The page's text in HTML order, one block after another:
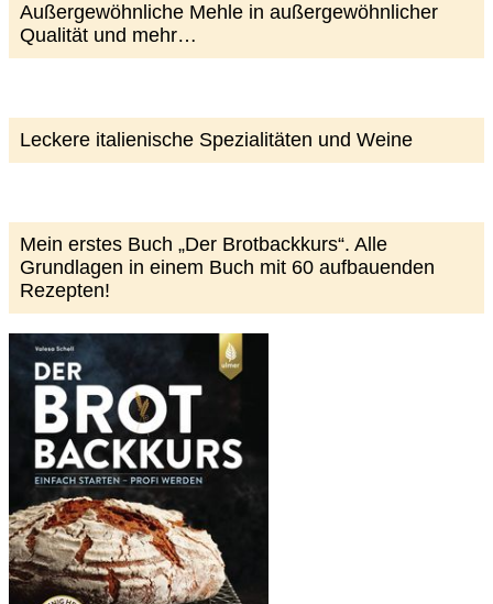
Außergewöhnliche Mehle in außergewöhnlicher
Qualität und mehr…
Leckere italienische Spezialitäten und Weine
Mein erstes Buch „Der Brotbackkurs“. Alle
Grundlagen in einem Buch mit 60 aufbauenden
Rezepten!